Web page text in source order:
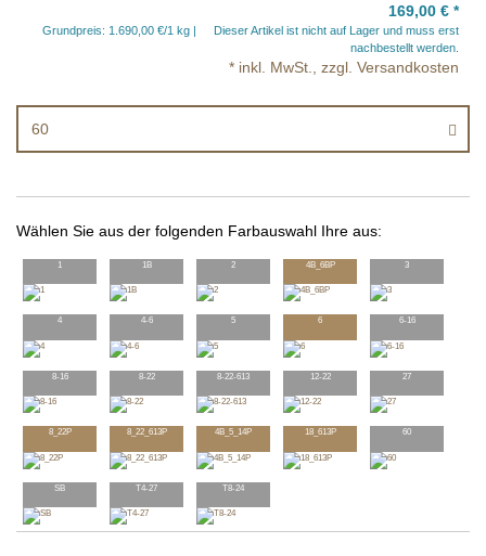
169,00 € *
Grundpreis: 1.690,00 €/1 kg
Dieser Artikel ist nicht auf Lager und muss erst
nachbestellt werden.
* inkl. MwSt., zzgl. Versandkosten
60
Wählen Sie aus der folgenden Farbauswahl Ihre aus:
1 1B 2 4B_6BP 3
4 4-6 5 6 6-16
8-16 8-22 8-22-613 12-22 27
8_22P 8_22_613P 4B_5_14P 18_613P 60
SB T4-27 T8-24